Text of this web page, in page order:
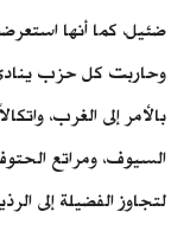
ضئيل، كما أنها
وحاربت كل حزب ينادي
بالأمر إلى الغرب،
السيوف، ومراتع
لتجاوز الفضيلة إلى